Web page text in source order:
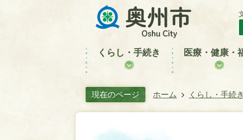
くらし・手続き 医療・健康・
現在のページ ホーム くらし・手続き